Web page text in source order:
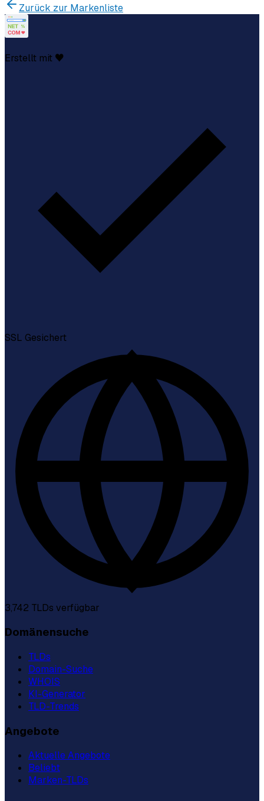
Zurück zur Markenliste
Erstellt mit ♥
SSL Gesichert
3,742 TLDs verfügbar
Domänensuche
TLDs
Domain-Suche
WHOIS
KI-Generator
TLD-Trends
Angebote
Aktuelle Angebote
Beliebt
Marken-TLDs